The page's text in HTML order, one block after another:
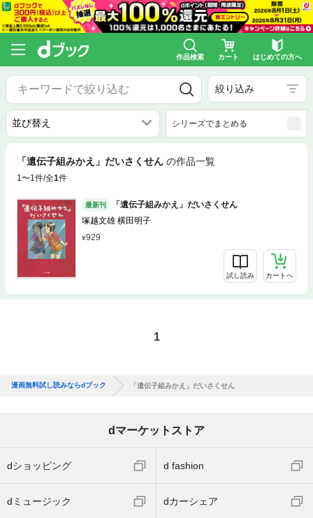
作品検索 カート はじめての方へ
絞り込み
シリーズでまとめる
「遺伝子組みかえ」だいさくせん の作品一覧
1〜1件/全1件
最新刊
「遺伝子組みかえ」だいさくせん
塚越文雄 横田明子
929
試し読み カートへ
1
漫画無料試し読みならdブック 「遺伝子組みかえ」だいさくせん
dマーケットストア
dショッピング d fashion
dミュージック dカーシェア